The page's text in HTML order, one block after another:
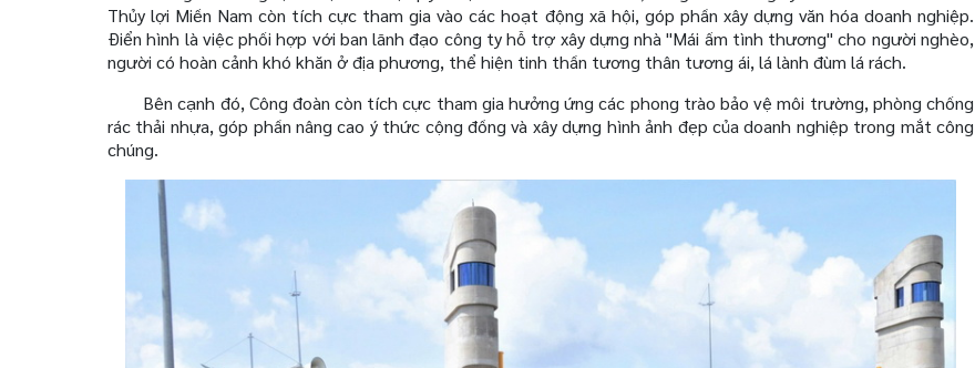
Thủy lợi Miền Nam còn tích cực tham gia vào các hoạt động xã hội, góp phần xây dựng văn hóa doanh nghiệp.
Điển hình là việc phối hợp với ban lãnh đạo công ty hỗ trợ xây dựng nhà "Mái ấm tình thương" cho người nghèo,
người có hoàn cảnh khó khăn ở địa phương, thể hiện tinh thần tương thân tương ái, lá lành đùm lá rách.
Bên cạnh đó, Công đoàn còn tích cực tham gia hưởng ứng các phong trào bảo vệ môi trường, phòng chống
rác thải nhựa, góp phần nâng cao ý thức cộng đồng và xây dựng hình ảnh đẹp của doanh nghiệp trong mắt công
chúng.